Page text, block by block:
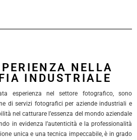
NELLA
INDUSTRIALE
esperienza nel settore fotografico, sono
di servizi fotografici per aziende industriali e
nel catturare l’essenza del mondo aziendale
in evidenza l’autenticità e la professionalità
unica e una tecnica impeccabile, è in grado